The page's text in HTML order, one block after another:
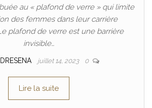
au « plafond de verre » qui limite
des femmes dans leur carrière
plafond de verre est une barrière
invisible…
juillet 14, 2023 0
Lire la suite